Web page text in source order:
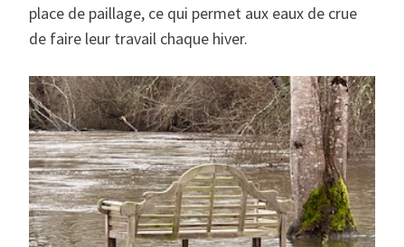
place de paillage, ce qui permet aux eaux de crue
de faire leur travail chaque hiver.